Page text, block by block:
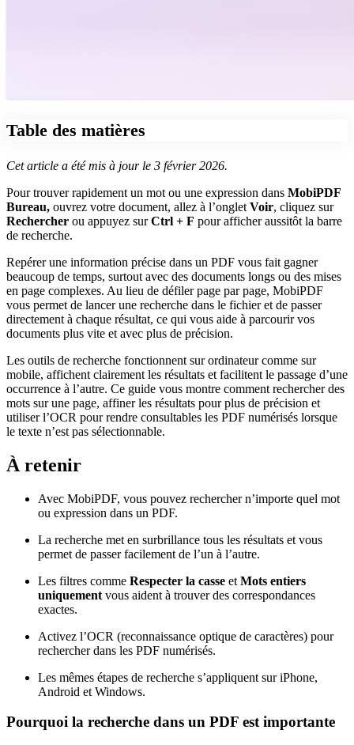
Table des matières
Cet article a été mis à jour le 3 février 2026.
Pour trouver rapidement un mot ou une expression dans MobiPDF
Bureau, ouvrez votre document, allez à l’onglet Voir, cliquez sur
Rechercher ou appuyez surCtrl + F pour afficher aussitôt la barre
de recherche.
Repérer une information précise dans un PDF vous fait gagner
beaucoup de temps, surtout avec des documents longs ou des mises
en page complexes. Au lieu de défiler page par page, MobiPDF
vous permet de lancer une recherche dans le fichier et de passer
directement à chaque résultat, ce qui vous aide à parcourir vos
documents plus vite et avec plus de précision.
Les outils de recherche fonctionnent sur ordinateur comme sur
mobile, affichent clairement les résultats et facilitent le passage d’une
occurrence à l’autre. Ce guide vous montre comment rechercher des
mots sur une page, affiner les résultats pour plus de précision et
utiliser l’OCR pour rendre consultables les PDF numérisés lorsque
le texte n’est pas sélectionnable.
À retenir
Avec MobiPDF, vous pouvez rechercher n’importe quel mot
ou expression dans un PDF.
La recherche met en surbrillance tous les résultats et vous
permet de passer facilement de l’un à l’autre.
Les filtres comme Respecter la casse et Mots entiers
uniquement vous aident à trouver des correspondances
exactes.
Activez l’OCR (reconnaissance optique de caractères) pour
rechercher dans les PDF numérisés.
Les mêmes étapes de recherche s’appliquent sur iPhone,
Android et Windows.
Pourquoi la recherche dans un PDF est importante